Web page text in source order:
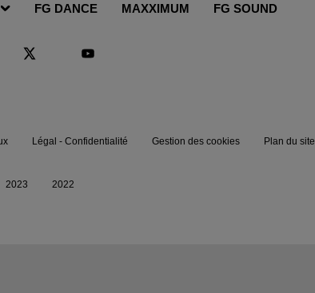
FG DANCE MAXXIMUM FG SOUND
Légal - Confidentialité Gestion des cookies Plan du site
2023 2022